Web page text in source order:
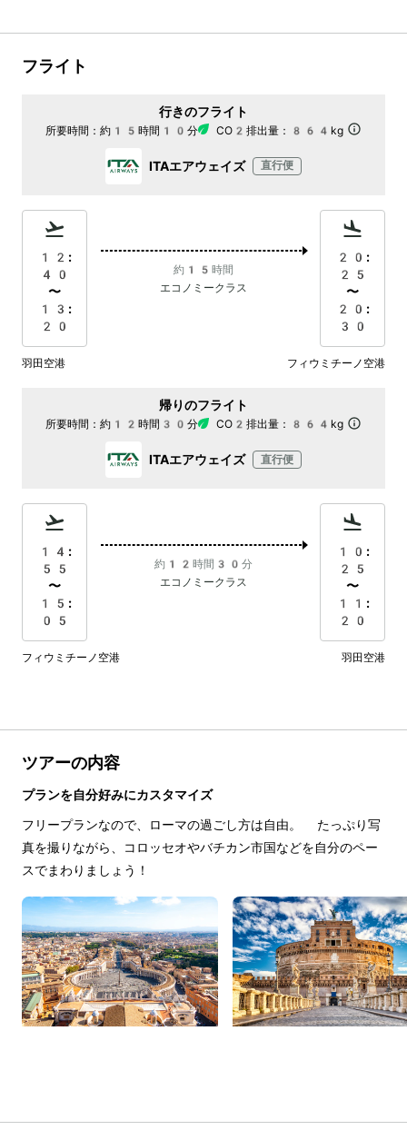
フライト
行きのフライト
所要時間： 約15時間10分 CO2排出量： 864kg
ITAエアウェイズ 直行便
12:
40
〜
13:
20
約15時間
エコノミークラス
20:
25
〜
20:
30
羽田空港 フィウミチーノ空港
帰りのフライト
所要時間： 約12時間30分 CO2排出量： 864kg
ITAエアウェイズ 直行便
14:
55
〜
15:
05
約12時間30分
エコノミークラス
10:
25
〜
11:
20
フィウミチーノ空港 羽田空港
ツアーの内容
プランを自分好みにカスタマイズ
フリープランなので、ローマの過ごし方は自由。 たっぷり写
真を撮りながら、コロッセオやバチカン市国などを自分のペー
スでまわりましょう！